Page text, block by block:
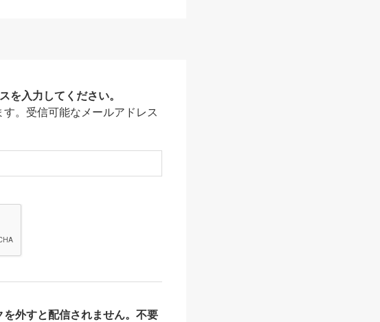
入力してください。
。受信可能なメールアドレス
外すと配信されません。不要